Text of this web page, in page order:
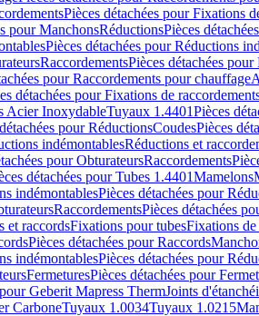
Pièces détachées pour Fixations
pour ManchonsRéductionsPièces
Pièces détachées pour Réductions
RaccordementsPièces détachées
pour Raccordements pour chauffage
détachées pour Fixations de
Acier InoxydableTuyaux 1.4401Pièces
pour RéductionsCoudesPièces
indémontablesRéductions et
pour ObturateursRaccordements
détachées pour Tubes 1.4401Mamelons
indémontablesPièces détachées pour
RaccordementsPièces détachées
et raccordsFixations pour tubesFixations de
Pièces détachées pour Raccords
indémontablesPièces détachées pour
FermeturesPièces détachées pour
Geberit Mapress ThermJoints
CarboneTuyaux 1.0034Tuyaux 1.0215